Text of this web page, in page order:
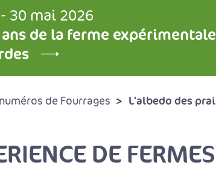
30 mai 2026
de la ferme
de Fourrages
L'albedo des
DE FERMES